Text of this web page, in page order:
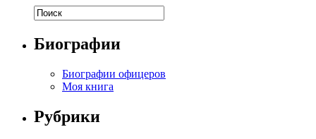
Биографии
Биографии офицеров
Моя книга
Рубрики